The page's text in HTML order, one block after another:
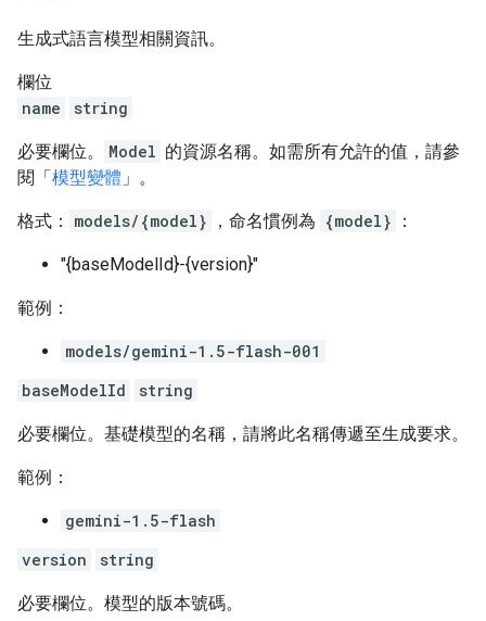
生成式語言模型相關資訊。
欄位
name
string
必要欄位。 Model 的資源名稱。如需所有允許的值，請參
閱「模型變體 」。
格式： models/{model} ，命名慣例為 {model} ：
"{baseModelId}-{version}"
範例：
models/gemini-1.5-flash-001
baseModelId
string
必要欄位。基礎模型的名稱，請將此名稱傳遞至生成要求。
範例：
gemini-1.5-flash
version
string
必要欄位。模型的版本號碼。